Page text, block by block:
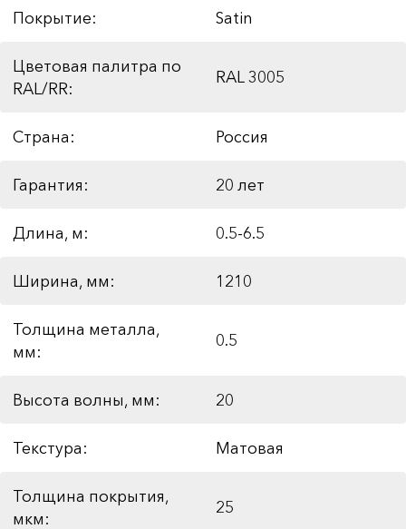
Покрытие: Satin
Цветовая палитра по
RAL/RR:
RAL 3005
Страна: Россия
Гарантия: 20 лет
Длина, м: 0.5-6.5
Ширина, мм: 1210
Толщина металла,
мм:
0.5
Высота волны, мм: 20
Текстура: Матовая
Толщина покрытия,
мкм:
25